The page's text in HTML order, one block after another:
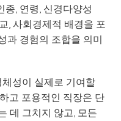
종, 연령, 신경다양성
, 사회경제적 배경을 포
과 경험의 조합을 의미
성이 실제로 기여할
고 포용적인 직장은 단
데 그치지 않고, 모든